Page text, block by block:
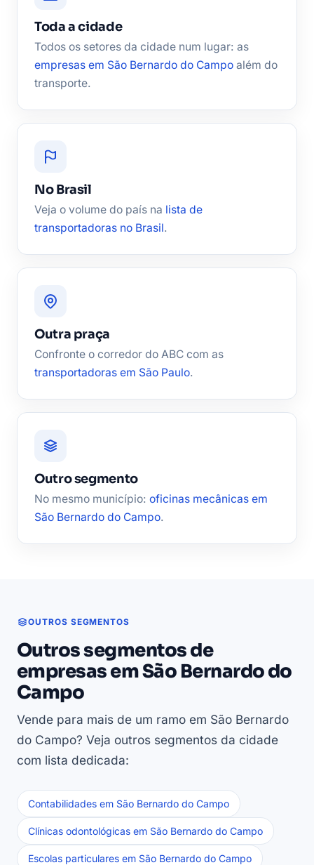
Toda a cidade
Todos os setores da cidade num lugar: as
empresas em São Bernardo do Campo além do
transporte.
No Brasil
Veja o volume do país na lista de
transportadoras no Brasil.
Outra praça
Confronte o corredor do ABC com as
transportadoras em São Paulo.
Outro segmento
No mesmo município: oficinas mecânicas em
São Bernardo do Campo.
OUTROS SEGMENTOS
Outros segmentos de
empresas em São Bernardo do
Campo
Vende para mais de um ramo em São Bernardo
do Campo? Veja outros segmentos da cidade
com lista dedicada:
Contabilidades em São Bernardo do Campo
Clínicas odontológicas em São Bernardo do Campo
Escolas particulares em São Bernardo do Campo